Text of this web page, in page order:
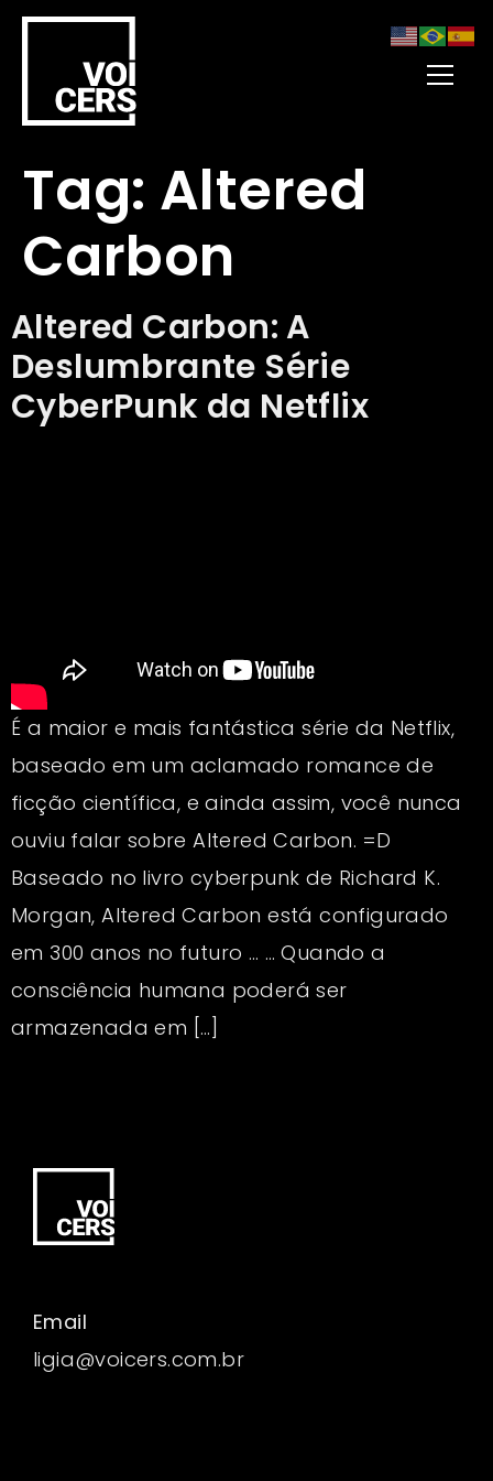
Tag: Altered
Carbon
Altered Carbon: A
Deslumbrante Série
CyberPunk da Netflix
É a maior e mais fantástica série da Netflix,
baseado em um aclamado romance de
ficção científica, e ainda assim, você nunca
ouviu falar sobre Altered Carbon. =D
Baseado no livro cyberpunk de Richard K.
Morgan, Altered Carbon está configurado
em 300 anos no futuro … … Quando a
consciência humana poderá ser
armazenada em […]
Email
ligia@voicers.com.br